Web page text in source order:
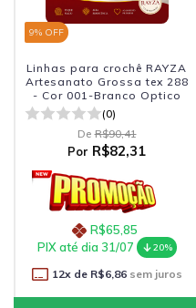
9% OFF
Linhas para crochê RAYZA
Artesanato Grossa tex 288
- Cor 001-Branco Optico
(0)
De R$90,41
Por R$82,31
R$65,85
PIX até dia 31/07
20%
12x de R$6,86sem juros